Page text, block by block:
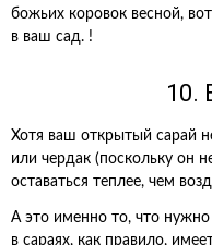
божьих коровок весной,
в ваш сад. !
10.
Хотя ваш открытый сарай
или чердак (поскольку он
оставаться теплее, чем
А это именно то, что
в сараях, как правило,